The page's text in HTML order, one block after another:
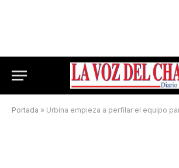
Portada » Urbina empieza a perfilar el equipo para el